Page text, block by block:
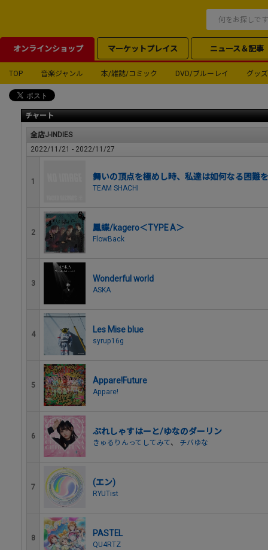
オンラインショップ マーケットプレイス ニュース＆記事
TOP 音楽ジャンル 本/雑誌/コミック DVD/ブルーレイ グッズ
チャート
全店J-INDIES
2022/11/21 - 2022/11/27
1 舞いの頂点を極めし時、私達は如何なる困難
TEAM SHACHI
2 鳳蝶/kagero＜TYPE A＞
FlowBack
3 Wonderful world
ASKA
4 Les Mise blue
syrup16g
5 Appare!Future
Appare!
6 ぷれしゃすはーと/ゆなのダーリン
きゅるりんってしてみて、 チバゆな
7 (エン)
RYUTist
8 PASTEL
QU4RTZ